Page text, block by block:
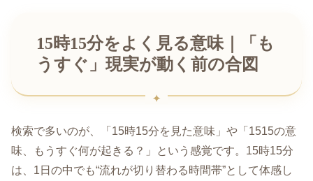
15時15分をよく見る意味｜「も
うすぐ」現実が動く前の合図
検索で多いのが、「15時15分を見た意味」や「1515の意
味、もうすぐ何が起きる？」という感覚です。15時15分
は、1日の中でも“流れが切り替わる時間帯”として体感し